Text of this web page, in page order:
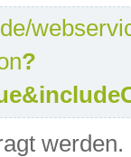
?
werden.